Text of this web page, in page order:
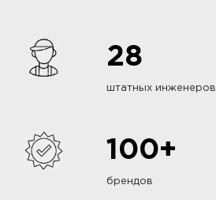
28
штатных инженеров
100+
брендов